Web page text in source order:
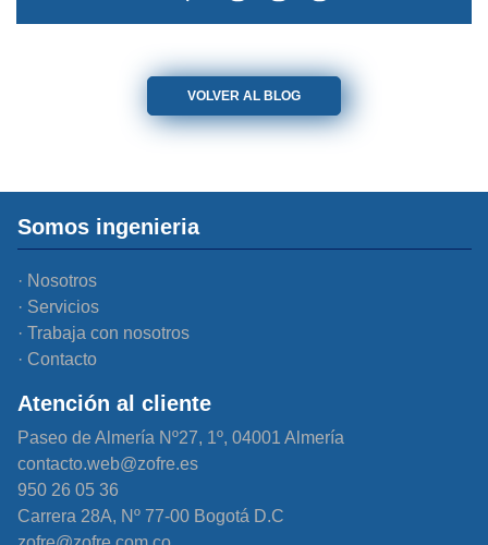
VOLVER AL BLOG
Somos ingenieria
Nosotros
Servicios
Trabaja con nosotros
Contacto
Atención al cliente
Paseo de Almería Nº27, 1º, 04001 Almería
contacto.web@zofre.es
950 26 05 36
Carrera 28A, Nº 77-00 Bogotá D.C